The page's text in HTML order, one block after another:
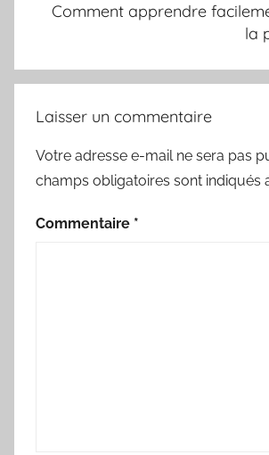
Comment apprendre
la
Laisser un commentaire
Votre adresse e-mail ne sera pas
champs obligatoires sont indiqués
Commentaire *